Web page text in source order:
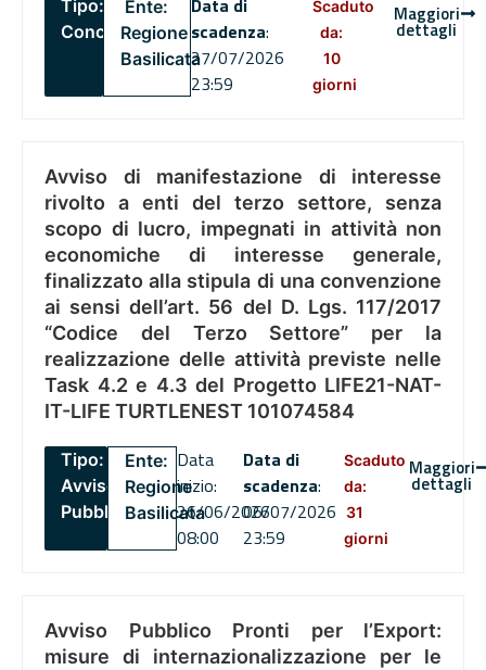
Tipo:
Concorsi
Ente:
Regione
Basilicata
Data di
scadenza:
27/07/2026
23:59
Scaduto
da:
10
giorni
Maggiori
dettagli
Avviso di manifestazione di interesse
rivolto a enti del terzo settore, senza
scopo di lucro, impegnati in attività non
economiche di interesse generale,
finalizzato alla stipula di una convenzione
ai sensi dell’art. 56 del D. Lgs. 117/2017
“Codice del Terzo Settore” per la
realizzazione delle attività previste nelle
Task 4.2 e 4.3 del Progetto LIFE21-NAT-
IT-LIFE TURTLENEST 101074584
Tipo:
Avviso
Pubblico
Ente:
Regione
Basilicata
Data
inizio:
26/06/2026
08:00
Data di
scadenza:
06/07/2026
23:59
Scaduto
da:
31
giorni
Maggiori
dettagli
Avviso Pubblico Pronti per l’Export:
misure di internazionalizzazione per le